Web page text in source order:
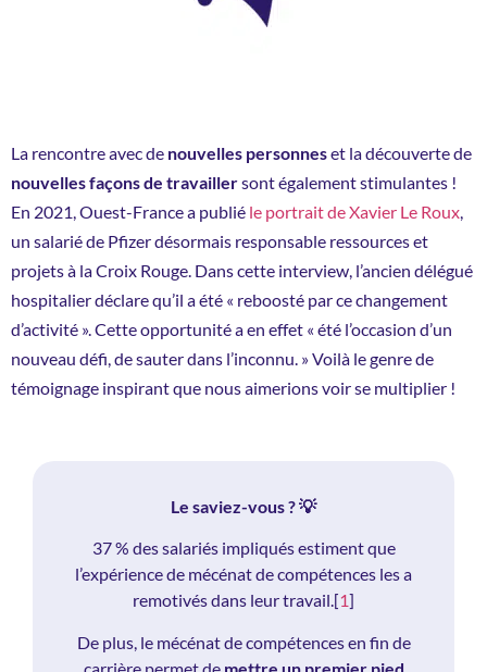
La rencontre avec de nouvelles personneset la découverte de
nouvelles façons de travaillersont également stimulantes !
En 2021, Ouest-France a publié le portrait de Xavier Le Roux
un salarié de Pfizer désormais responsable ressources et
projets à la Croix Rouge. Dans cette interview, l’ancien délégué
hospitalier déclare qu’il a été « reboosté par ce changement
d’activité ». Cette opportunité a en effet « été l’occasion d’un
nouveau défi, de sauter dans l’inconnu. » Voilà le genre de
témoignage inspirant que nous aimerions voir se multiplier !
Le saviez-vous ? 💡
37 % des salariés impliqués estiment que
l’expérience de mécénat de compétences les a
remotivés dans leur travail.[1]
De plus, le mécénat de compétences en fin de